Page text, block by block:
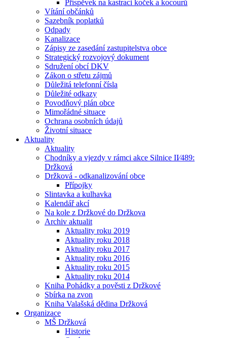
Příspěvek na kastraci koček a kocourů
Vítání občánků
Sazebník poplatků
Odpady
Kanalizace
Zápisy ze zasedání zastupitelstva obce
Strategický rozvojový dokument
Sdružení obcí DKV
Zákon o střetu zájmů
Důležitá telefonní čísla
Důležité odkazy
Povodňový plán obce
Mimořádné situace
Ochrana osobních údajů
Životní situace
Aktuality
Aktuality
Chodníky a vjezdy v rámci akce Silnice II⁄489:
Držková
Držková - odkanalizování obce
Přípojky
Slintavka a kulhavka
Kalendář akcí
Na kole z Držkové do Držkova
Archiv aktualit
Aktuality roku 2019
Aktuality roku 2018
Aktuality roku 2017
Aktuality roku 2016
Aktuality roku 2015
Aktuality roku 2014
Kniha Pohádky a pověsti z Držkové
Sbírka na zvon
Kniha Valašská dědina Držková
Organizace
MŠ Držková
Historie